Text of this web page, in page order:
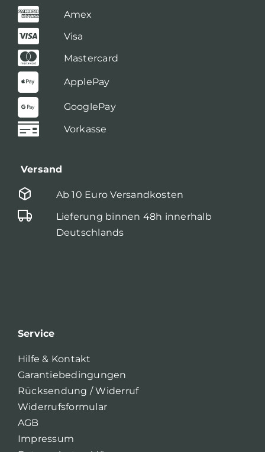
Amex
Visa
Mastercard
ApplePay
GooglePay
Vorkasse
Versand
Ab 10 Euro Versandkosten
Lieferung binnen 48h innerhalb
Deutschlands
Service
Hilfe & Kontakt
Garantiebedingungen
Rücksendung / Widerruf
Widerrufsformular
AGB
Impressum